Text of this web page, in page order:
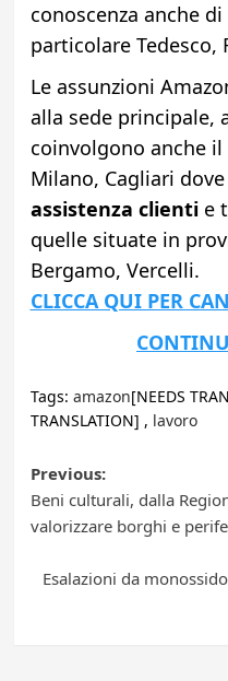
conoscenza anche
particolare Tedesco,
Le assunzioni
alla sede principale,
coinvolgono anche
Milano, Cagliari
assistenza clientie
quelle situate in
Bergamo, Vercelli.
CLICCA QUI PER
Tags: amazon[NEEDS
TRANSLATION] , lavoro
Post
navigation
Previous:
Beni culturali, dalla
valorizzare borghi e
Esalazioni da